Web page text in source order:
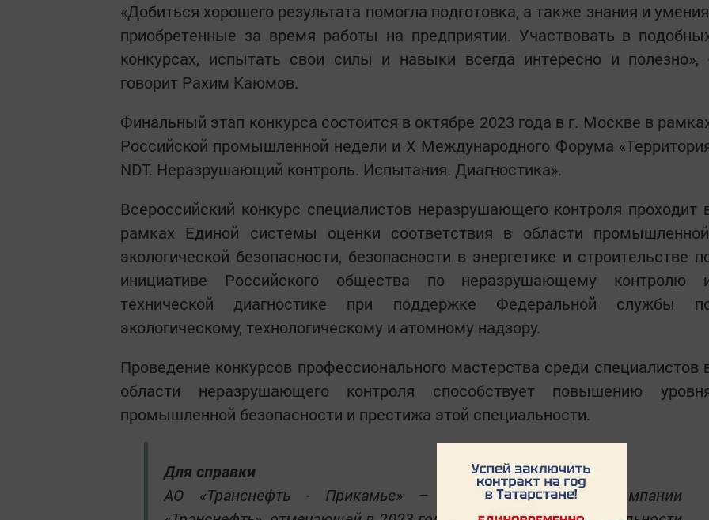
«Добиться хорошего результата помогла подготовка, а также знания и
приобретенные за время работы на предприятии. Участвовать в
конкурсах, испытать свои силы и навыки всегда интересно и полезно»,
говорит Рахим Каюмов.
Финальный этап конкурса состоится в октябре 2023 года в г. Москве в
Российской промышленной недели и X Международного Форума
NDT. Неразрушающий контроль. Испытания. Диагностика».
Всероссийский конкурс специалистов неразрушающего контроля проходит
рамках Единой системы оценки соответствия в области
экологической безопасности, безопасности в энергетике и строительстве
инициативе Российского общества по неразрушающему контролю
технической диагностике при поддержке Федеральной службы
экологическому, технологическому и атомному надзору.
Проведение конкурсов профессионального мастерства среди специалистов
области неразрушающего контроля способствует повышению
промышленной безопасности и престижа этой специальности.
Для справки
АО «Транснефть - Прикамье» – дочернее общество компании